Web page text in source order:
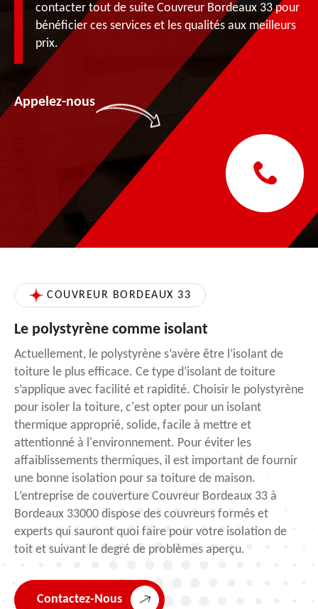
contacter tout de suite Couvreur Bordeaux 33 pour
bénéficier ces services et les qualités aux meilleurs
prix.
Appelez-nous
COUVREUR BORDEAUX 33
Le polystyrène comme isolant
Actuellement, le polystyrène s’avère être l’isolant de
toiture le plus efficace. Ce type d’isolant de toiture
s’applique avec facilité et rapidité. Choisir le polystyrène
pour isoler la toiture, c'est opter pour un isolant
thermique approprié, solide, facile à mettre et
attentionné à l'environnement. Pour éviter les
affaiblissements thermiques, il est important de fournir
une bonne isolation pour sa toiture de maison.
L’entreprise de couverture Couvreur Bordeaux 33 à
Bordeaux 33000 dispose des couvreurs formés et
experts qui sauront quoi faire pour votre isolation de
toit et suivant le degré de problèmes aperçu.
Contactez-Nous